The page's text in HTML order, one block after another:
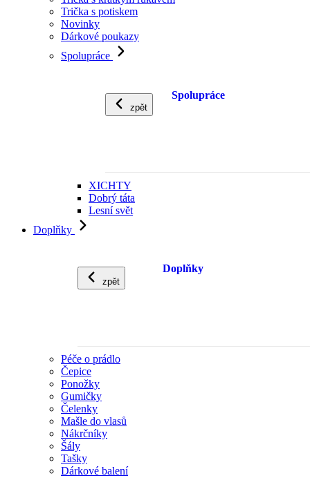
Trička s potiskem
Novinky
Dárkové poukazy
Spolupráce
zpět
Spolupráce
XICHTY
Dobrý táta
Lesní svět
Doplňky
zpět
Doplňky
Péče o prádlo
Čepice
Ponožky
Gumičky
Čelenky
Mašle do vlasů
Nákrčníky
Šály
Tašky
Dárkové balení